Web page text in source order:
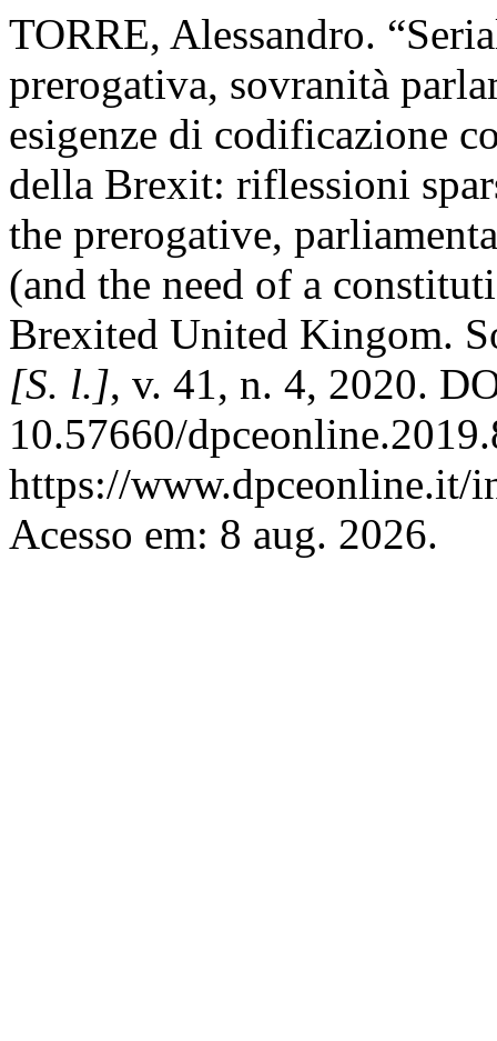
TORRE, Alessandro.
prerogativa, sovranità
esigenze di codificazione
della Brexit: riflessioni
the prerogative,
(and the need of a
Brexited United Kingom.
[S. l.], v. 41, n. 4, 2020.
10.57660/
https://www.dpceonline.it/
Acesso em: 8 aug. 2026.